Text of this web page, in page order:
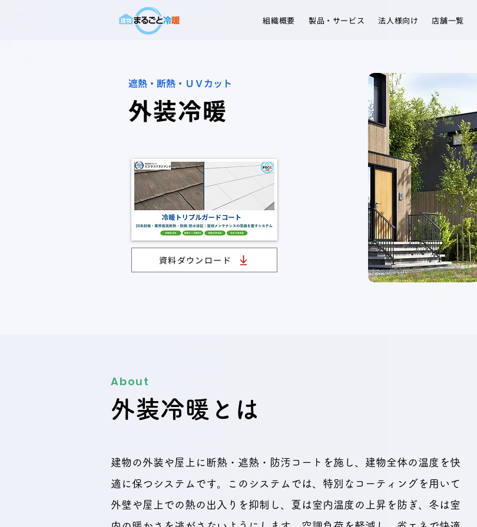
組織概要 製品・サービス 法人様向け 店舗一覧
遮熱・断熱・ＵＶカット
外装冷暖
資料ダウンロード
建物の外装や屋上に断熱・遮熱・防汚コートを施し、建物全体の温度を快
適に保つシステムです。このシステムでは、特別なコーティングを用いて
外壁や屋上での熱の出入りを抑制し、夏は室内温度の上昇を防ぎ、冬は室
About
外装冷暖とは